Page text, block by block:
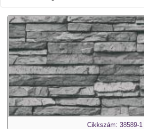
Cikkszám: 38589-1